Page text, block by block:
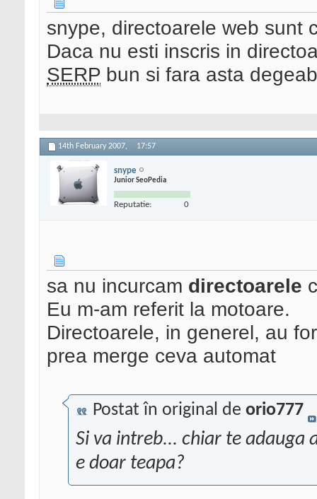
snype, directoarele web sunt
Daca nu esti inscris in
SERP bun si fara asta
14th February 2007, 17:57
snype
Junior SeoPedia
Reputatie: 0
sa nu incurcam directoarele
Eu m-am referit la motoare.
Directoarele, in generel, au
prea merge ceva automat
Postat în original de orio777
Si va intreb... chiar te adauga
e doar teapa?